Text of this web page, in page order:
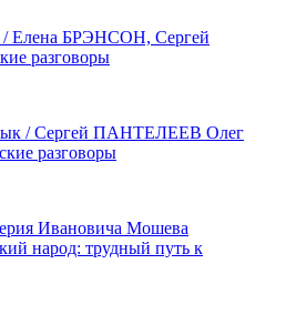
/ Елена БРЭНСОН, Сергей
разговоры
/ Сергей ПАНТЕЛЕЕВ Олег
разговоры
Ивановича Мошева
народ: трудный путь к